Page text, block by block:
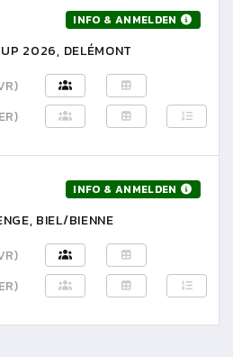
INFO & ANMELDEN
2026, DELÉMONT
INFO & ANMELDEN
BIEL/BIENNE